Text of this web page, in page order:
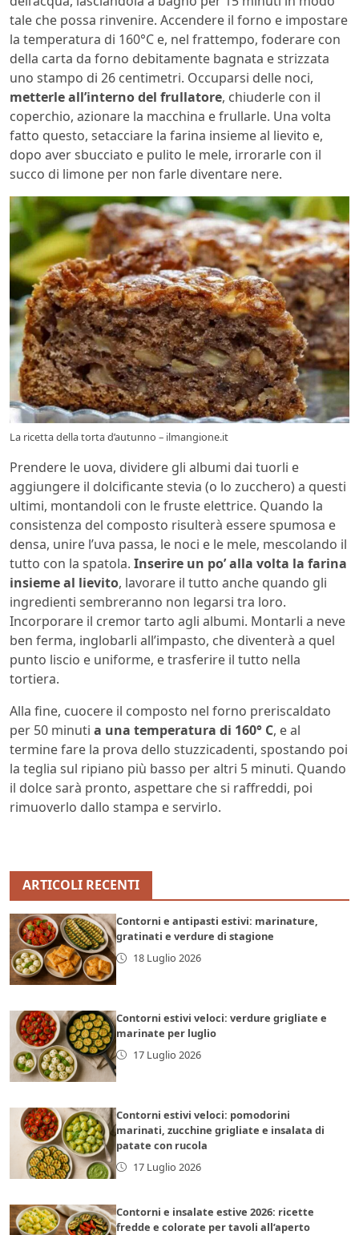
tale che possa rinvenire. Accendere il forno e impostare
la temperatura di 160°C e, nel frattempo, foderare con
della carta da forno debitamente bagnata e strizzata
uno stampo di 26 centimetri. Occuparsi delle noci,
metterle all’interno del frullatore, chiuderle con il
coperchio, azionare la macchina e frullarle. Una volta
fatto questo, setacciare la farina insieme al lievito e,
dopo aver sbucciato e pulito le mele, irrorarle con il
succo di limone per non farle diventare nere.
La ricetta della torta d’autunno – ilmangione.it
Prendere le uova, dividere gli albumi dai tuorli e
aggiungere il dolcificante stevia (o lo zucchero) a questi
ultimi, montandoli con le fruste elettrice. Quando la
consistenza del composto risulterà essere spumosa e
densa, unire l’uva passa, le noci e le mele, mescolando il
tutto con la spatola. Inserire un po’ alla volta la farina
insieme al lievito, lavorare il tutto anche quando gli
ingredienti sembreranno non legarsi tra loro.
Incorporare il cremor tarto agli albumi. Montarli a neve
ben ferma, inglobarli all’impasto, che diventerà a quel
punto liscio e uniforme, e trasferire il tutto nella
tortiera.
Alla fine, cuocere il composto nel forno preriscaldato
per 50 minuti a una temperatura di 160° C, e al
termine fare la prova dello stuzzicadenti, spostando poi
la teglia sul ripiano più basso per altri 5 minuti. Quando
il dolce sarà pronto, aspettare che si raffreddi, poi
rimuoverlo dallo stampa e servirlo.
ARTICOLI RECENTI
Contorni e antipasti estivi: marinature,
gratinati e verdure di stagione
18 Luglio 2026
Contorni estivi veloci: verdure grigliate e
marinate per luglio
17 Luglio 2026
Contorni estivi veloci: pomodorini
marinati, zucchine grigliate e insalata di
patate con rucola
17 Luglio 2026
Contorni e insalate estive 2026: ricette
fredde e colorate per tavoli all’aperto